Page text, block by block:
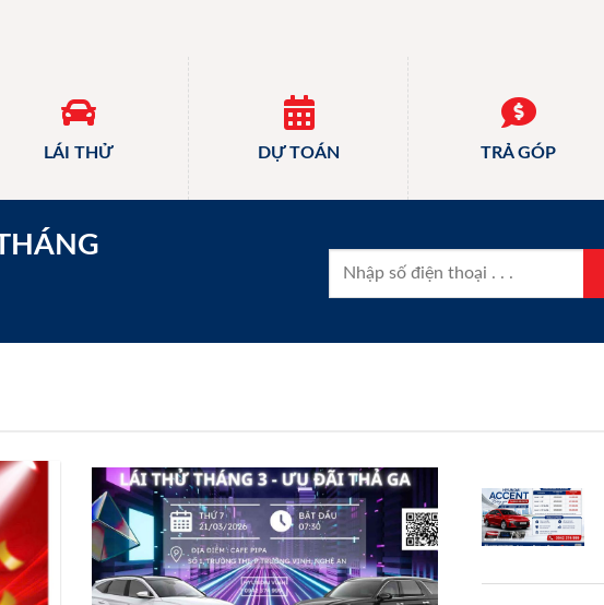
LÁI THỬ DỰ TOÁN TRẢ GÓP